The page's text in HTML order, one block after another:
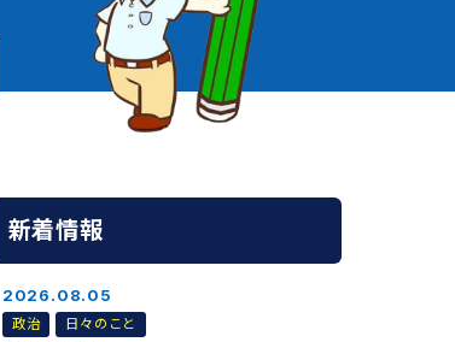
新着情報
2026.08.05
政治 日々のこと